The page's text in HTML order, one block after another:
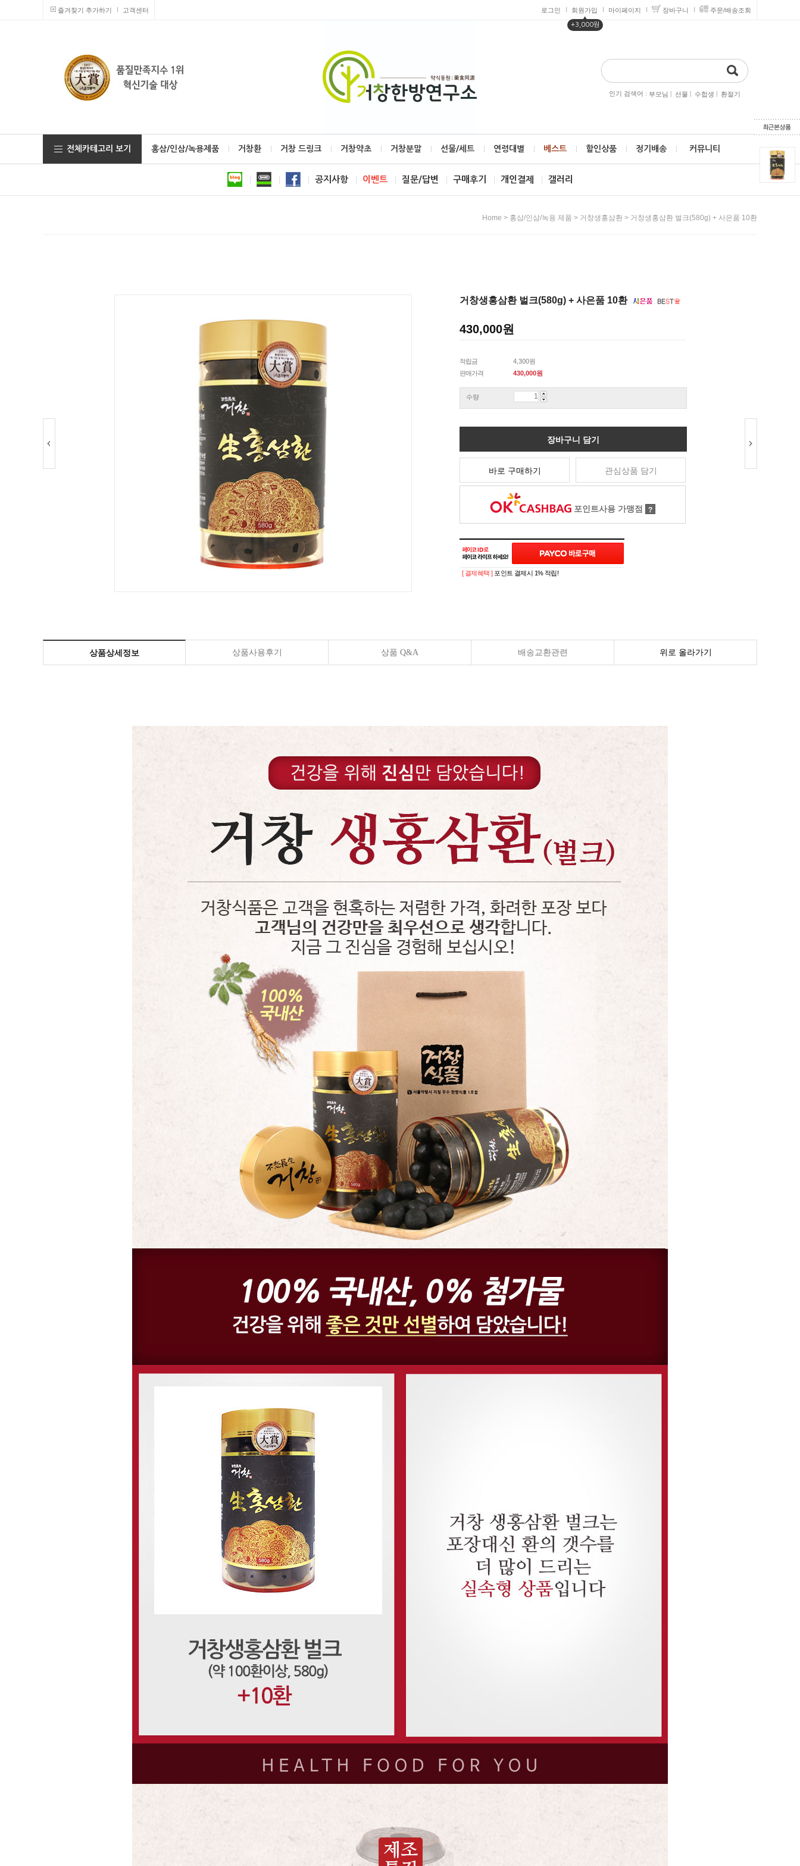
즐겨찾기 추가하기 고객센터 로그인 회원가입
▲
+3,000원
마이페이지 장바구니 주문/배송조회
인기 검색어 : 부모님 | 선물 | 수헙생 | 환절기
전체카테고리 보기 홍삼/인삼/녹용제품 거창환 거창 드링크 거창약초 거창분말 선물/세트 연령대별 베스트 할인상품 정기배송 커뮤니티
공지사항 이벤트 질문/답변 구매후기 개인결제 갤러리
Home > 홍삼/인삼/녹용 제품 > 거창생홍삼환 > 거창생홍삼환 벌크(580g) + 사은품 10환
거창생홍삼환 벌크(580g) + 사은품 10환
430,000원
적립금
4,300원
판매가격
430,000원
수량
장바구니 담기
바로 구매하기 관심상품 담기
포인트사용 가맹점 ?
페이코 ID로
PAYCO 바로구매
[ 결제혜택 ] 포인트 결제시 1% 적립!
상품상세정보 상품사용후기 상품 Q&A 배송교환관련 위로 올라가기